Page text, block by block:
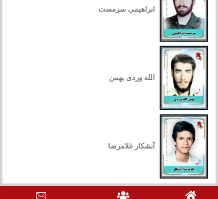
ابراهیمی سرمست
الله وردی بهمن
آبشکار غلامرضا